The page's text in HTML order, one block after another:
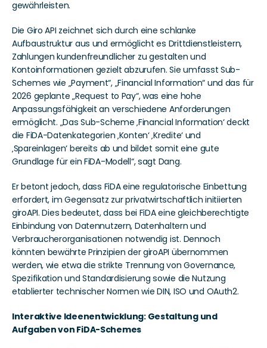
gewährleisten.
Die Giro API zeichnet sich durch eine schlanke
Aufbaustruktur aus und ermöglicht es Drittdienstleistern,
Zahlungen kundenfreundlicher zu gestalten und
Kontoinformationen gezielt abzurufen. Sie umfasst Sub-
Schemes wie „Payment“, „Financial Information“ und das für
2026 geplante „Request to Pay“, was eine hohe
Anpassungsfähigkeit an verschiedene Anforderungen
ermöglicht. „Das Sub-Scheme ‚Financial Information‘ deckt
die FiDA-Datenkategorien ‚Konten‘ ‚Kredite‘ und
‚Spareinlagen‘ bereits ab und bildet somit eine gute
Grundlage für ein FiDA-Modell“, sagt Dang.
Er betont jedoch, dass FiDA eine regulatorische Einbettung
erfordert, im Gegensatz zur privatwirtschaftlich initiierten
giroAPI. Dies bedeutet, dass bei FiDA eine gleichberechtigte
Einbindung von Datennutzern, Datenhaltern und
Verbraucherorganisationen notwendig ist. Dennoch
könnten bewährte Prinzipien der giroAPI übernommen
werden, wie etwa die strikte Trennung von Governance,
Spezifikation und Standardisierung sowie die Nutzung
etablierter technischer Normen wie DIN, ISO und OAuth2.
Interaktive Ideenentwicklung: Gestaltung und
Aufgaben von FiDA-Schemes